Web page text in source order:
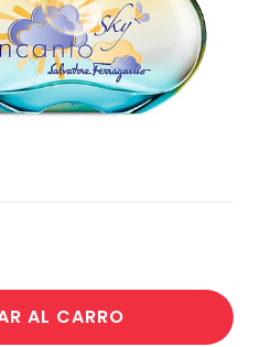
AL CARRO